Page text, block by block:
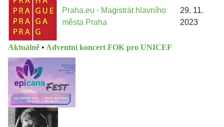
Praha.eu - Magistrát hlavního
města Praha
29. 11.
2023
Aktuálně • Adventní koncert FOK pro UNICEF